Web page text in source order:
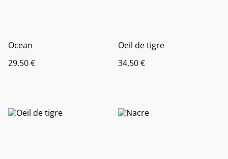
Ocean
29,50 €
Oeil de tigre
34,50 €